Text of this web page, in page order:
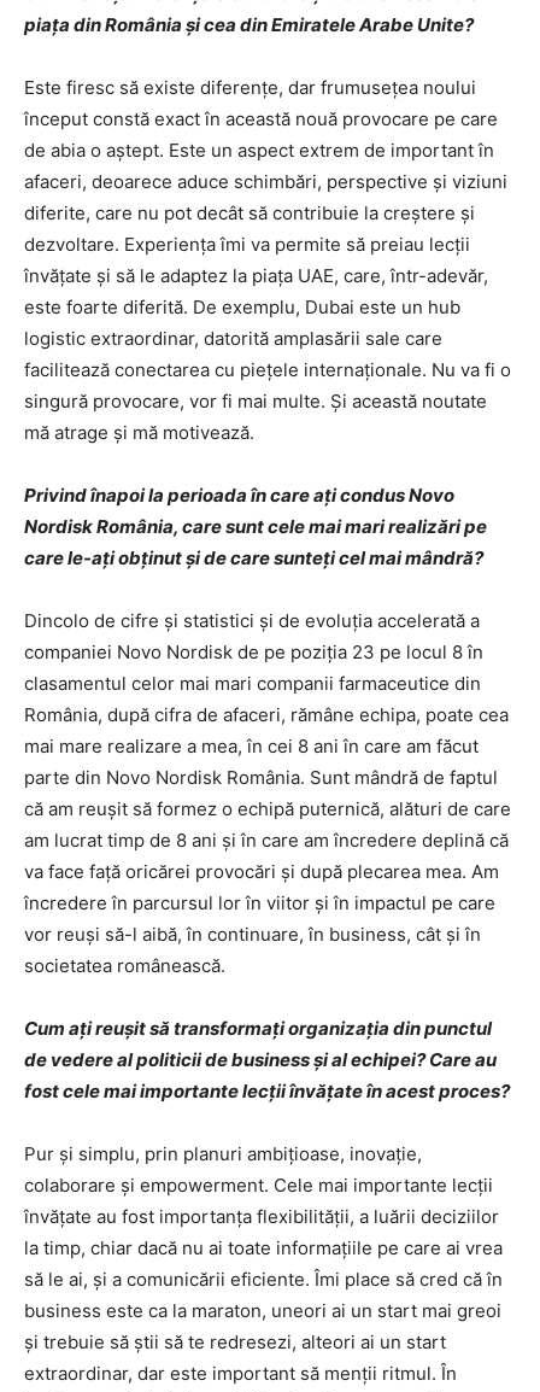
piaţa din România şi cea din Emiratele Arabe Unite?
Este firesc să existe diferenţe, dar frumuseţea noului
început constă exact în această nouă provocare pe care
de abia o aştept. Este un aspect extrem de important în
afaceri, deoarece aduce schimbări, perspective şi viziuni
diferite, care nu pot decât să contribuie la creştere şi
dezvoltare. Experienţa îmi va permite să preiau lecţii
învăţate şi să le adaptez la piaţa UAE, care, într-adevăr,
este foarte diferită. De exemplu, Dubai este un hub
logistic extraordinar, datorită amplasării sale care
facilitează conectarea cu pieţele internaţionale. Nu va fi o
singură provocare, vor fi mai multe. Şi această noutate
mă atrage şi mă motivează.
Privind înapoi la perioada în care aţi condus Novo
Nordisk România, care sunt cele mai mari realizări pe
care le-aţi obţinut şi de care sunteţi cel mai mândră?
Dincolo de cifre şi statistici şi de evoluţia accelerată a
companiei Novo Nordisk de pe poziţia 23 pe locul 8 în
clasamentul celor mai mari companii farmaceutice din
România, după cifra de afaceri, rămâne echipa, poate cea
mai mare realizare a mea, în cei 8 ani în care am făcut
parte din Novo Nordisk România. Sunt mândră de faptul
că am reuşit să formez o echipă puternică, alături de care
am lucrat timp de 8 ani şi în care am încredere deplină că
va face faţă oricărei provocări şi după plecarea mea. Am
încredere în parcursul lor în viitor şi în impactul pe care
vor reuşi să-l aibă, în continuare, în business, cât şi în
societatea românească.
Cum aţi reuşit să transformaţi organizaţia din punctul
de vedere al politicii de business şi al echipei? Care au
fost cele mai importante lecţii învăţate în acest proces?
Pur şi simplu, prin planuri ambiţioase, inovaţie,
colaborare şi empowerment. Cele mai importante lecţii
învăţate au fost importanţa flexibilităţii, a luării deciziilor
la timp, chiar dacă nu ai toate informaţiile pe care ai vrea
să le ai, şi a comunicării eficiente. Îmi place să cred că în
business este ca la maraton, uneori ai un start mai greoi
şi trebuie să ştii să te redresezi, alteori ai un start
extraordinar, dar este important să menţii ritmul. În